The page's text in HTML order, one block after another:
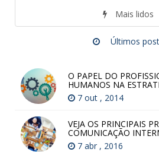
Mais lidos
Últimos
O PAPEL DO
HUMANOS NA
7 out , 2014
VEJA OS PRINCIPAIS
COMUNICAÇÃO
7 abr , 2016